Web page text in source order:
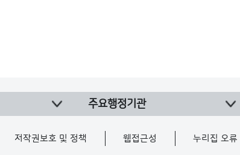
주요행정기관
저작권보호 및 정책 웹접근성 누리집 오류